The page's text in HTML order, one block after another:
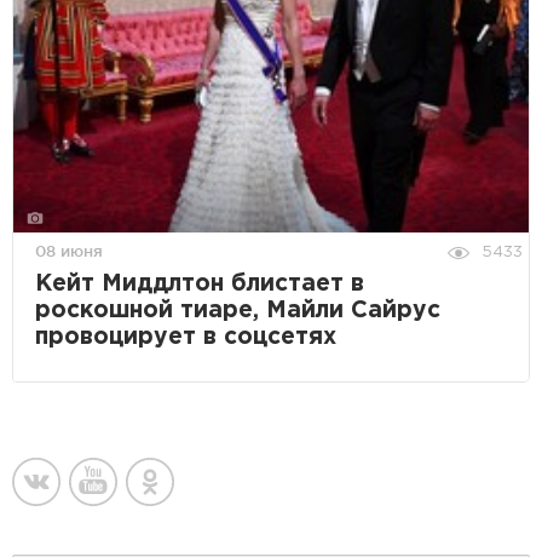
08 июня 5433
Кейт Миддлтон блистает в
роскошной тиаре, Майли Сайрус
провоцирует в соцсетях